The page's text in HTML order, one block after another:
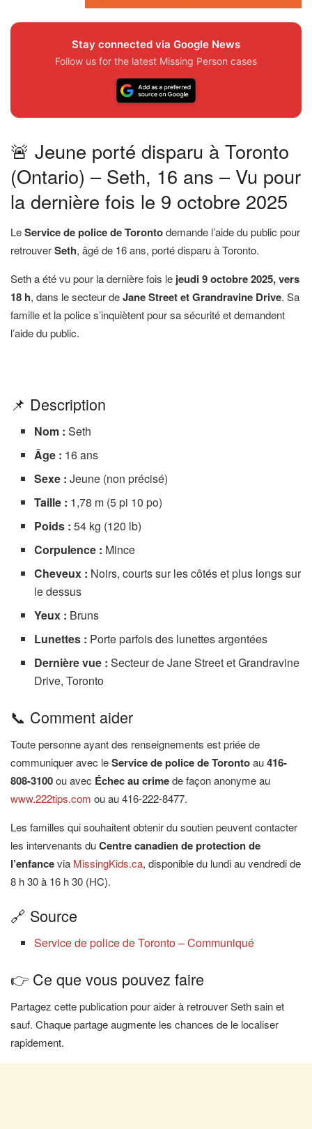
Stay connected via Google News
Follow us for the latest Missing Person cases
🚨 Jeune porté disparu à Toronto
(Ontario) – Seth, 16 ans – Vu pour
la dernière fois le 9 octobre 2025
LeService de police de Torontodemande l’aide du public pour
retrouverSeth, âgé de 16 ans, porté disparu à Toronto.
Seth a été vu pour la dernière fois le jeudi 9 octobre 2025, vers
18 h, dans le secteur deJane Street et Grandravine Drive. Sa
famille et la police s’inquiètent pour sa sécurité et demandent
l’aide du public.
📌 Description
Nom : Seth
Âge : 16 ans
Sexe : Jeune (non précisé)
Taille : 1,78 m (5 pi 10 po)
Poids : 54 kg (120 lb)
Corpulence : Mince
Cheveux : Noirs, courts sur les côtés et plus longs sur
le dessus
Yeux : Bruns
Lunettes : Porte parfois des lunettes argentées
Dernière vue : Secteur de Jane Street et Grandravine
Drive, Toronto
📞 Comment aider
Toute personne ayant des renseignements est priée de
communiquer avec leService de police de Torontoau416-
808-3100ou avec Échec au crimede façon anonyme au
www.222tips.com ou au 416-222-8477.
Les familles qui souhaitent obtenir du soutien peuvent contacter
les intervenants duCentre canadien de protection de
l’enfancevia MissingKids.ca, disponible du lundi au vendredi de
8 h 30 à 16 h 30 (HC).
🔗 Source
Service de police de Toronto – Communiqué
👉 Ce que vous pouvez faire
Partagez cette publication pour aider à retrouver Seth sain et
sauf. Chaque partage augmente les chances de le localiser
rapidement.